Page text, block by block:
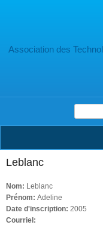
Association des
Leblanc
Nom: Leblanc
Prénom: Adeline
Date d'inscription: 2005
Courriel: